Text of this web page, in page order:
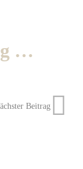
…
Beitrag